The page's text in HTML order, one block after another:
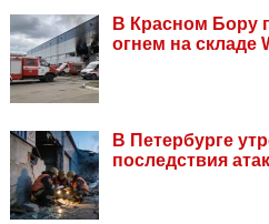
В Красном Бору
огнем на складе
В Петербурге
последствия